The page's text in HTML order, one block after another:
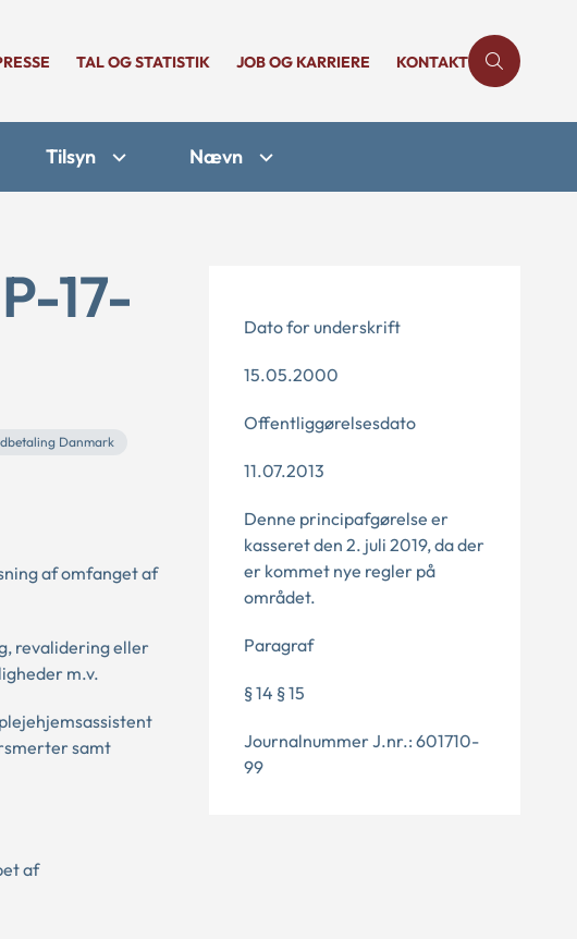
TAL OG STATISTIK JOB OG KARRIERE KONTAKT
Tilsyn Nævn
17-
Danmark
af omfanget af
revalidering eller
m.v.
samt
af
Dato for underskrift
15.05.2000
Offentliggørelsesdato
11.07.2013
Denne principafgørelse er
kasseret den 2. juli 2019, da der
er kommet nye regler på
området.
Paragraf
§ 14 § 15
Journalnummer J.nr.: 601710-
99